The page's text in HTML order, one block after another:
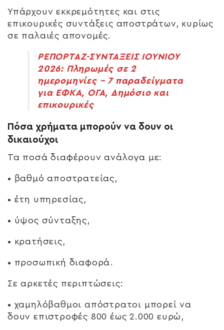
Υπάρχουν εκκρεμότητες και στις
επικουρικές συντάξεις αποστράτων, κυρίως
σε παλαιές απονομές.
ΡΕΠΟΡΤΑΖ-ΣΥΝΤΑΞΕΙΣ ΙΟΥΝΙΟΥ
2026: Πληρωμές σε 2
ημερομηνίες – 7 παραδείγματα
για ΕΦΚΑ, ΟΓΑ, Δημόσιο και
επικουρικές
Πόσα χρήματα μπορούν να δουν οι
δικαιούχοι
Τα ποσά διαφέρουν ανάλογα με:
• βαθμό αποστρατείας,
• έτη υπηρεσίας,
• ύψος σύνταξης,
• κρατήσεις,
• προσωπική διαφορά.
Σε αρκετές περιπτώσεις:
• χαμηλόβαθμοι απόστρατοι μπορεί να
δουν επιστροφές 800 έως 2.000 ευρώ,